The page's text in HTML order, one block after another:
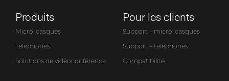
Produits
Micro-casques
Téléphones
Solutions de vidéoconférence
Pour les clients
Support – micro-casques
Support – téléphones
Compatibilité